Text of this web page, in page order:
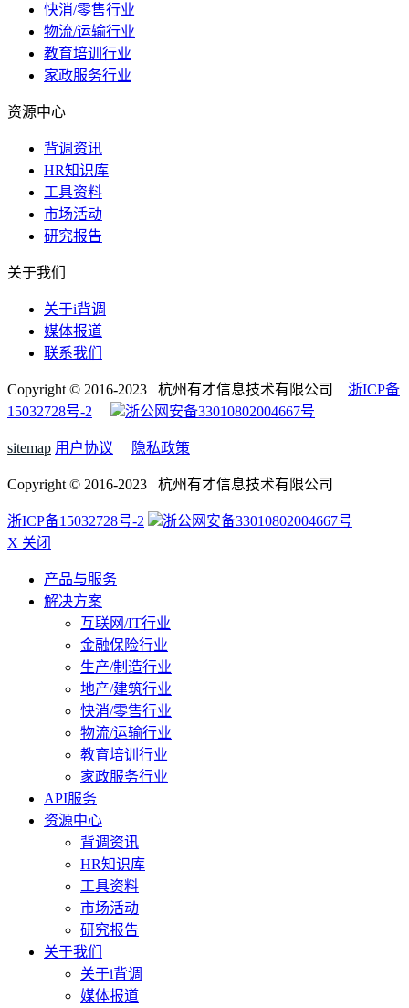
快消/零售行业
物流/运输行业
教育培训行业
家政服务行业
资源中心
背调资讯
HR知识库
工具资料
市场活动
研究报告
关于我们
关于i背调
媒体报道
联系我们
Copyright © 2016-2023 杭州有才信息技术有限公司 浙ICP备
15032728号-2
浙公网安备33010802004667号
sitemap 用户协议 隐私政策
Copyright © 2016-2023 杭州有才信息技术有限公司
浙ICP备15032728号-2
浙公网安备33010802004667号
X 关闭
产品与服务
解决方案
互联网/IT行业
金融保险行业
生产/制造行业
地产/建筑行业
快消/零售行业
物流/运输行业
教育培训行业
家政服务行业
API服务
资源中心
背调资讯
HR知识库
工具资料
市场活动
研究报告
关于我们
关于i背调
媒体报道